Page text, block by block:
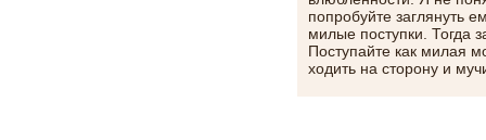
попробуйте заглянуть
милые поступки. Тогда
Поступайте как милая
ходить на сторону и